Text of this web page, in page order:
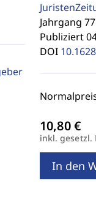
Jahrgang
Publiziert
DOI
inkl. gesetzl.
In den